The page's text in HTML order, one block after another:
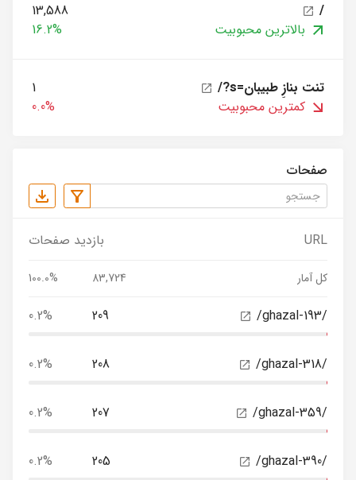
/
13,588
بالاترین محبوبیت
16.2%
/?s=تنت بنازِ طبیبان
1
کمترین محبوبیت
0.0%
صفحات
URL بازدید صفحات
کل آمار 83,724
100.0%
/ghazal-193/
209
0.2%
/ghazal-318/
208
0.2%
/ghazal-359/
207
0.2%
/ghazal-390/
205
0.2%